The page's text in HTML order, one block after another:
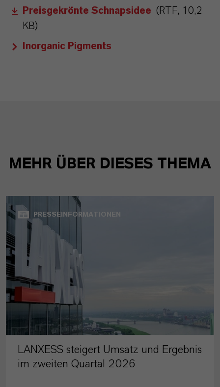
Preisgekrönte Schnapsidee (RTF, 10,2
KB)
Inorganic Pigments
MEHR ÜBER DIESES THEMA
PRESSEINFORMATIONEN
LANXESS steigert Umsatz und Ergebnis
im zweiten Quartal 2026